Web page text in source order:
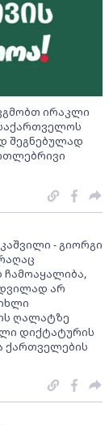
ირაკლი
შეგნებულად
- გიორგი
არ
ღალატზე
დიქტატურის
ქართველების